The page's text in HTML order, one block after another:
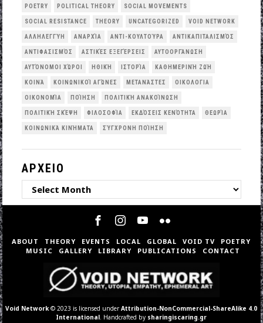
POETRY POLITICAL THEORY SOCIAL MOVEMENTS
SOCIAL RESISTANCE THEORY UNCATEGORIZED VOID NETWORK
ΑΛΛΗΛΕΓΓΎΗ ΑΝΑΡΧΊΑ ΑΝΤΙ-ΚΟΥΛΤΟΎΡΑ ΑΝΤΙΚΑΠΙΤΑΛΙΣΜΌΣ
ΑΝΤΙΦΑΣΙΣΜΌΣ ΑΣΤΙΚΈΣ ΕΞΕΓΈΡΣΕΙΣ ΑΥΤΟΟΡΓΆΝΩΣΗ
ΑΥΤΌΝΟΜΟΙ ΧΏΡΟΙ ΗΘΙΚΉ ΙΣΤΟΡΊΑ ΚΑΘΗΜΕΡΙΝΉ ΖΩΉ
ΚΟΙΝΆ ΚΟΙΝΩΝΙΚΟΊ ΑΓΏΝΕΣ ΜΕΤΑΝΆΣΤΕΣ ΟΙΚΟΛΟΓΙΑ
ΟΙΚΟΝΟΜΊΑ ΠΟΊΗΣΗ ΠΟΛΙΤΙΚΉ ΑΝΑΚΟΊΝΩΣΗ
ΠΟΛΙΤΙΚΉ ΣΚΈΨΗ ΦΙΛΟΣΟΦΊΑ ΕΚΔΌΣΕΙΣ ΚΕΝΌΤΗΤΑ ΘΕΩΡΊΑ
ΚΟΙΝΩΝΙΚΆ ΚΙΝΉΜΑΤΑ ΣΎΓΧΡΟΝΗ ΠΟΊΗΣΗ
ΑΡΧΕΙΟ
ΑΡΧΕΙΟ
ABOUT THEORY EVENTS LOCAL GLOBAL VOID TV
POETRY
MUSIC
GALLERY LIBRARY PUBLICATIONS CONTACT
Void Network© 2023 is licensed underAttribution-NonCommercial-ShareAlike 4.0
International. Handcrafted by sharingiscaring.gr